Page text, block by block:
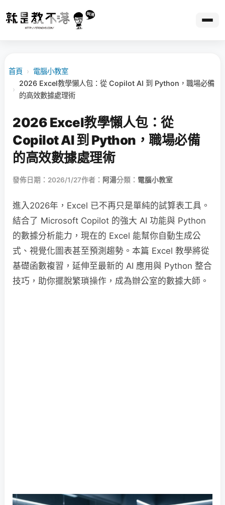
首頁 › 電腦小教室
›
2026 Excel教學懶人包：從 Copilot AI 到 Python，職場必備
的高效數據處理術
2026 Excel教學懶人包：從
Copilot AI 到 Python，職場必備
的高效數據處理術
發佈日期：2026/1/27作者： 阿湯分類： 電腦小教室
進入2026年，Excel 已不再只是單純的試算表工具。
結合了 Microsoft Copilot 的強大 AI 功能與 Python
的數據分析能力，現在的 Excel 能幫你自動生成公
式、視覺化圖表甚至預測趨勢。本篇 Excel 教學將從
基礎函數複習，延伸至最新的 AI 應用與 Python 整合
技巧，助你擺脫繁瑣操作，成為辦公室的數據大師。